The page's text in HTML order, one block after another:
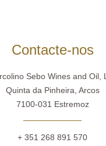
Contacte-nos
Sebo Wines and Oil,
Quinta da Pinheira, Arcos
7100-031 Estremoz
+ 351 268 891 570